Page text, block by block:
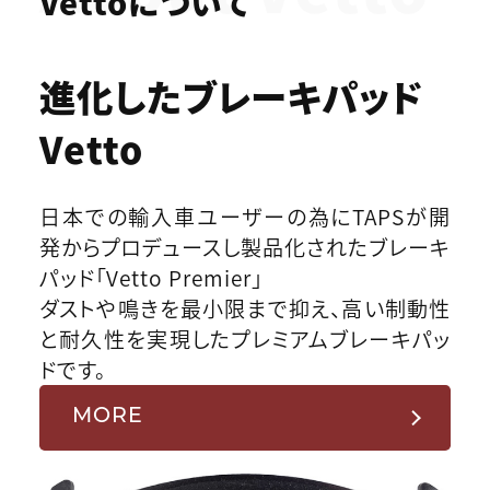
進化したブレーキパッド
Vetto
日本での輸入車ユーザーの為にTAPSが開
発からプロデュースし製品化されたブレーキ
パッド「Vetto Premier」
ダストや鳴きを最小限まで抑え、高い制動性
と耐久性を実現したプレミアムブレーキパッ
ドです。
MORE